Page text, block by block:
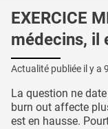
EXERCICE
médecins, il
Actualité publiée il y a
La question ne date
burn out affecte
est en hausse.